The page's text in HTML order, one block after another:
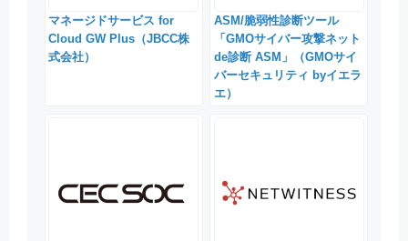
マネージドサービス for
Cloud GW Plus（JBCC株
式会社）
ASM/脆弱性診断ツール
「GMOサイバー攻撃ネット
de診断 ASM」（GMOサイ
バーセキュリティ byイエラ
エ）